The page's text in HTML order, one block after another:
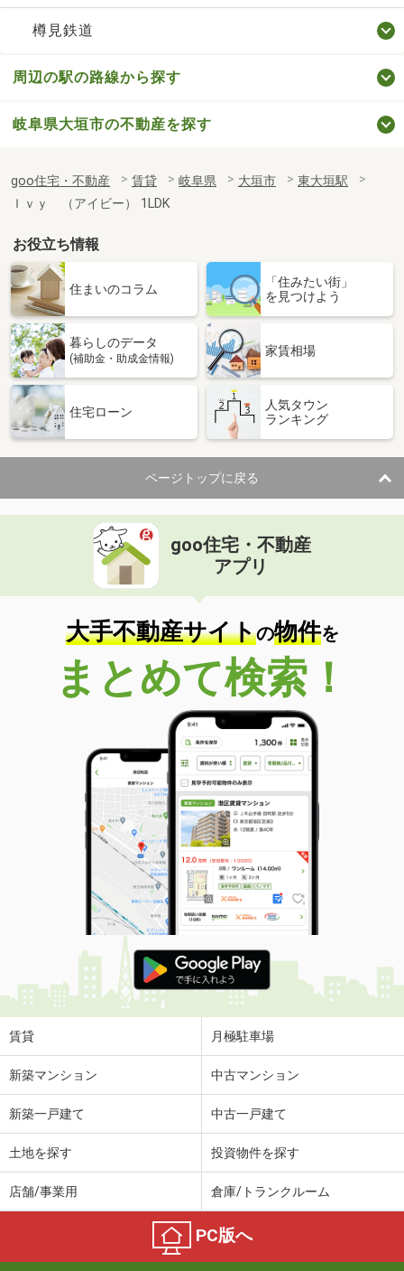
樽見鉄道
周辺の駅の路線から探す
岐阜県大垣市の不動産を探す
goo住宅・不動産 賃貸 岐阜県 大垣市
東大垣駅
Ｉｖｙ （アイビー） 1LDK
お役立ち情報
住まいのコラム
「住みたい街」
を見つけよう
暮らしのデータ
(補助金・助成金情報)
家賃相場
住宅ローン
人気タウン
ランキング
ページトップに戻る
goo住宅・不動産
アプリ
大手不動産サイトの物件を
まとめて検索！
賃貸 月極駐車場
新築マンション 中古マンション
新築一戸建て 中古一戸建て
土地を探す 投資物件を探す
店舗/事業用 倉庫/トランクルーム
PC版へ